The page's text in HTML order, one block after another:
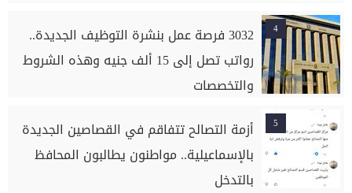
4
3032 فرصة عمل بنشرة التوظيف الجديدة..
رواتب تصل إلى 15 ألف جنيه وهذه الشروط
والتخصصات
5
أزمة التصالح تتفاقم في القصاصين الجديدة
بالإسماعيلية.. مواطنون يطالبون المحافظ
بالتدخل